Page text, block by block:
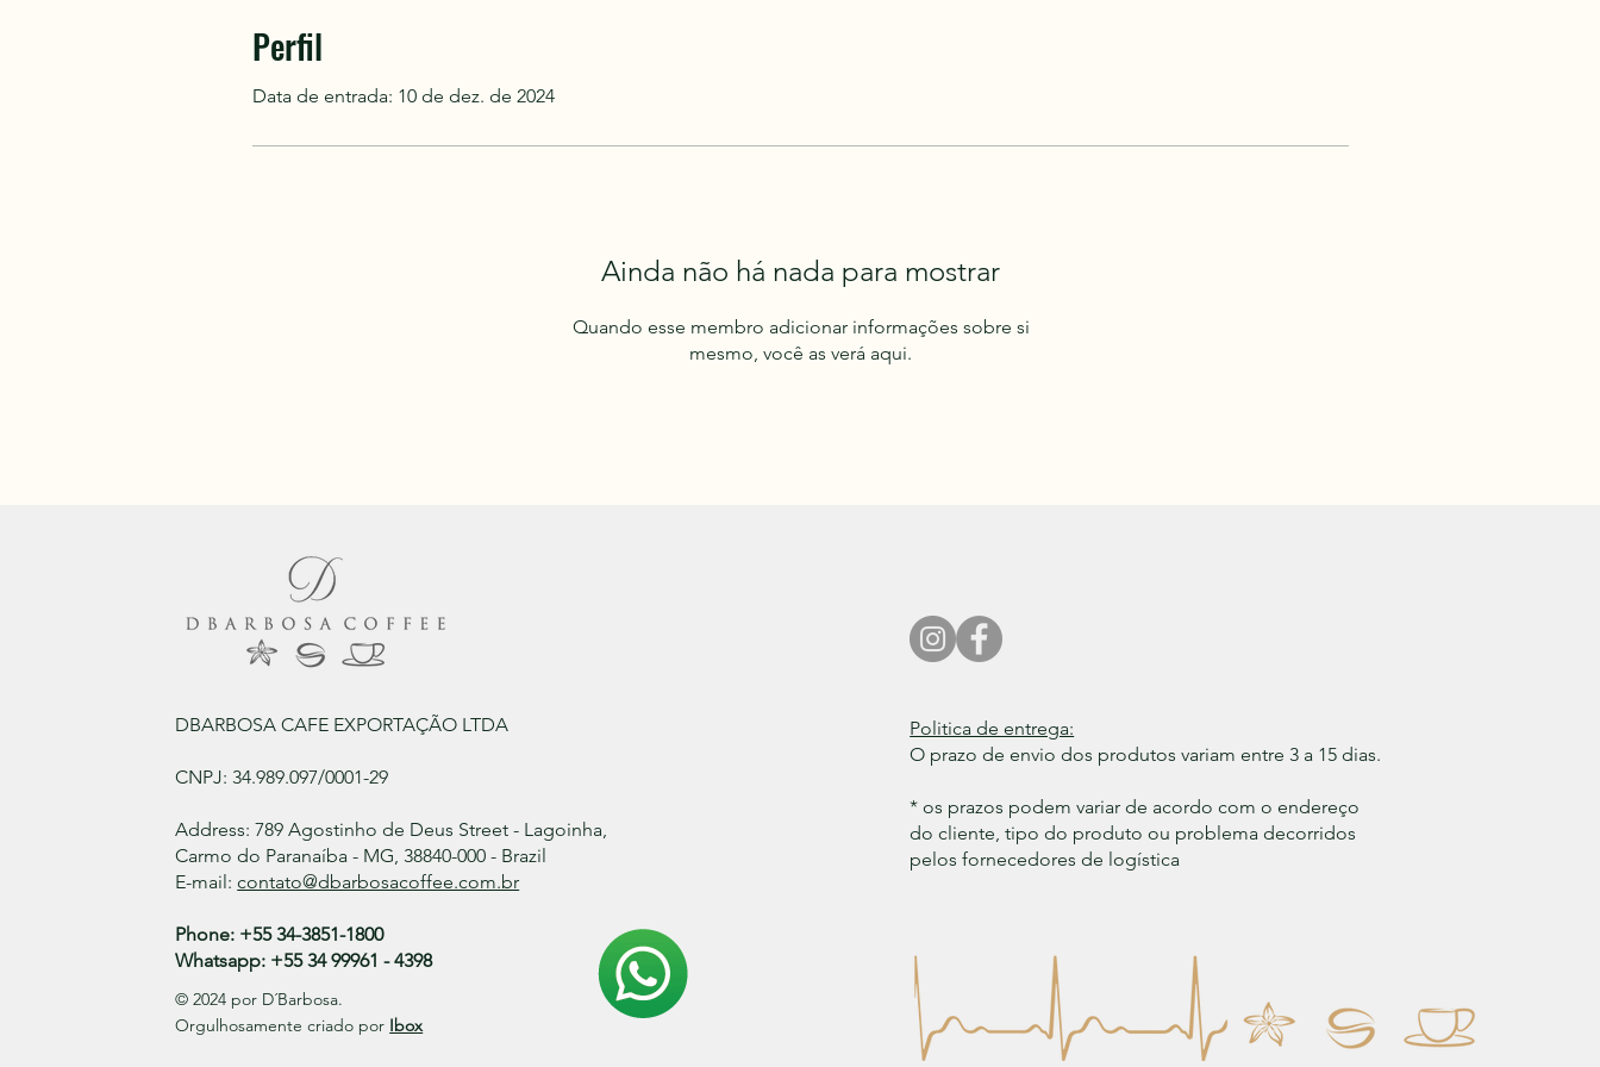
Perfil
Data de entrada: 10 de dez. de 2024
Ainda não há nada para mostrar
Quando esse membro adicionar informações sobre si
mesmo, você as verá aqui.
DBARBOSA CAFE EXPORTAÇÃO LTDA
CNPJ: 34.989.097/0001-29
Address: 789 Agostinho de Deus Street - Lagoinha,
Carmo do Paranaíba - MG, 38840-000 - Brazil
E-mail:contato@dbarbosacoffee.com.br
Phone: +55 34-3851-1800
Whatsapp: +55 34 99961 - 4398
© 2024 por D´Barbosa.
Orgulhosamente criado por Ibox
Politica de entrega:
O prazo de envio dos produtos variam entre 3 a 15 dias.
* os prazos podem variar de acordo com o endereço
do cliente, tipo do produto ou problema decorridos
pelos fornecedores de logística